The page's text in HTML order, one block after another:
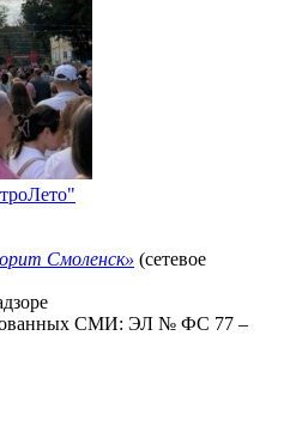
Смоленск» (сетевое
СМИ: ЭЛ № ФС 77 –